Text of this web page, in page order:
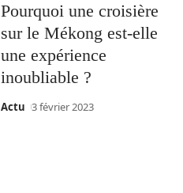
Pourquoi une croisière
sur le Mékong est-elle
une expérience
inoubliable ?
Actu 3 février 2023